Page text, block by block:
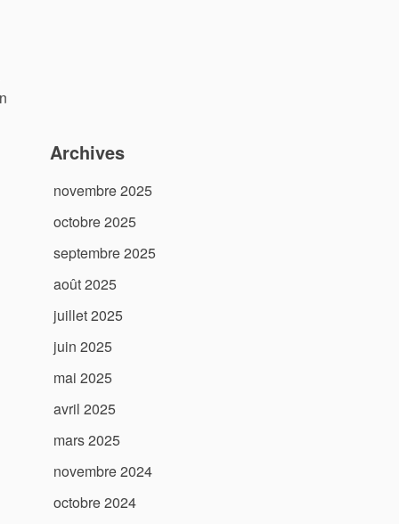
Archives
novembre 2025
octobre 2025
septembre 2025
août 2025
juillet 2025
juin 2025
mai 2025
avril 2025
mars 2025
novembre 2024
octobre 2024